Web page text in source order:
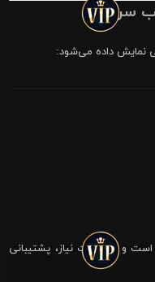
سریع
نمایش داده می‌شود:
و در صورت نیاز، پشتیبانی